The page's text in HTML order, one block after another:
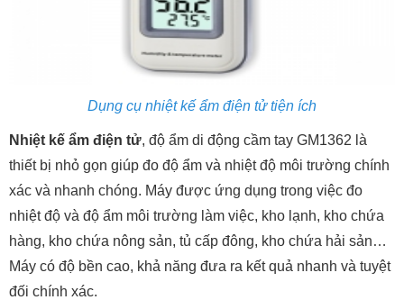
Dụng cụ nhiệt kế ẩm điện tử tiện ích
Nhiệt kế ẩm điện tử, độ ẩm di động cầm tay GM1362 là
thiết bị nhỏ gọn giúp đo độ ẩm và nhiệt độ môi trường chính
xác và nhanh chóng. Máy được ứng dụng trong việc đo
nhiệt độ và độ ẩm môi trường làm việc, kho lạnh, kho chứa
hàng, kho chứa nông sản, tủ cấp đông, kho chứa hải sản…
Máy có độ bền cao, khả năng đưa ra kết quả nhanh và tuyệt
đối chính xác.